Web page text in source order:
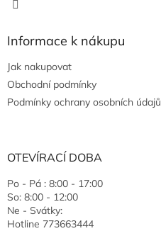
Informace k nákupu
Jak nakupovat
Obchodní podmínky
Podmínky ochrany osobních údajů
OTEVÍRACÍ DOBA
Po - Pá : 8:00 - 17:00
So: 8:00 - 12:00
Ne - Svátky:
Hotline 773663444